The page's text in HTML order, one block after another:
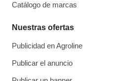
Catálogo de marcas
Nuestras ofertas
Publicidad en Agroline
Publicar el anuncio